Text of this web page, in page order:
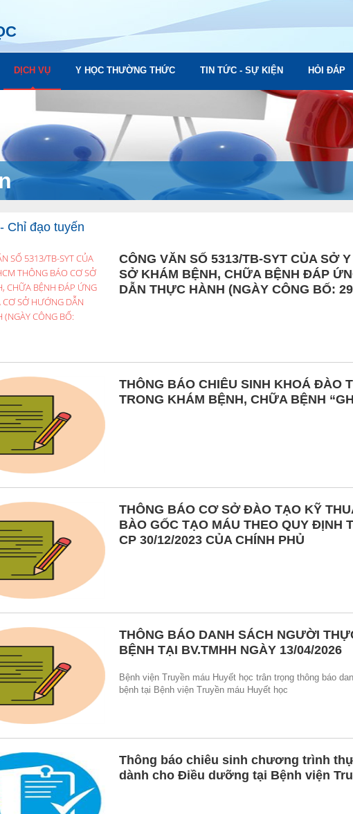
DỊCH VỤ Y HỌC THƯỜNG THỨC TIN TỨC - SỰ KIỆN HỎI ĐÁP
Chỉ đạo tuyến
CÔNG VĂN SỐ 5313/TB-SYT CỦA SỞ
SỞ KHÁM BỆNH, CHỮA BỆNH ĐÁP
DẪN THỰC HÀNH (NGÀY CÔNG BỐ:
THÔNG BÁO CHIÊU SINH KHOÁ ĐÀO
TRONG KHÁM BỆNH, CHỮA BỆNH
THÔNG BÁO CƠ SỞ ĐÀO TẠO KỸ
BÀO GỐC TẠO MÁU THEO QUY ĐỊNH
CP 30/12/2023 CỦA CHÍNH PHỦ
THÔNG BÁO DANH SÁCH NGƯỜI
BỆNH TẠI BV.TMHH NGÀY 13/04/2026
Bệnh viện Truyền máu Huyết học trân trọng thông báo
bệnh tại Bệnh viện Truyền máu Huyết học
Thông báo chiêu sinh chương trình
dành cho Điều dưỡng tại Bệnh viện